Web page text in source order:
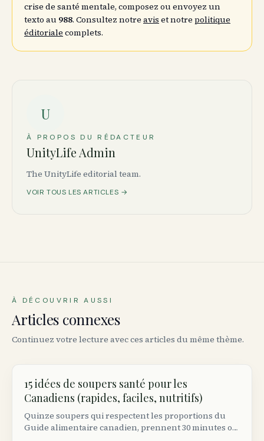
crise de santé mentale, composez ou envoyez un
texto au 988. Consultez notre avis et notre politique
éditoriale complets.
U
À PROPOS DU RÉDACTEUR
UnityLife Admin
The UnityLife editorial team.
VOIR TOUS LES ARTICLES →
À DÉCOUVRIR AUSSI
Articles connexes
Continuez votre lecture avec ces articles du même thème.
15 idées de soupers santé pour les
Canadiens (rapides, faciles, nutritifs)
Quinze soupers qui respectent les proportions du
Guide alimentaire canadien, prennent 30 minutes ou